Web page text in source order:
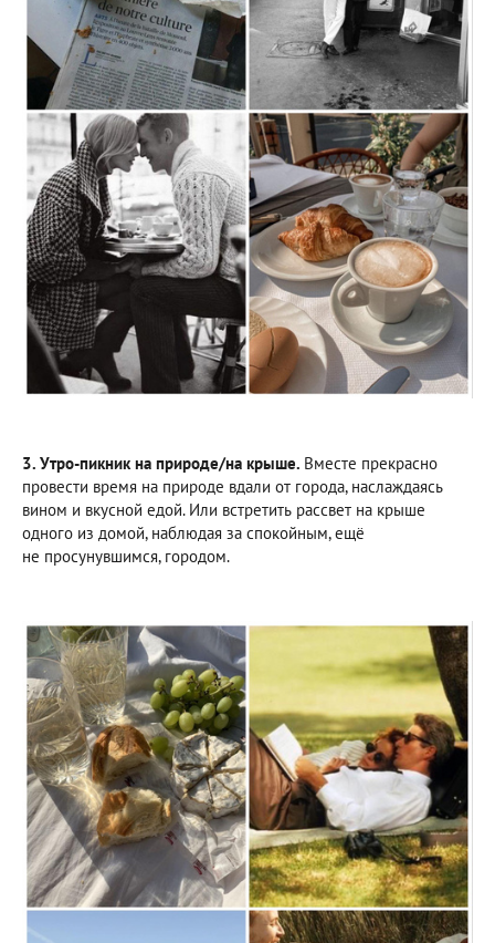
3. Утро-пикник на природе/на крыше. Вместе прекрасно
провести время на природе вдали от города, наслаждаясь
вином и вкусной едой. Или встретить рассвет на крыше
одного из домой, наблюдая за спокойным, ещё
не просунувшимся, городом.